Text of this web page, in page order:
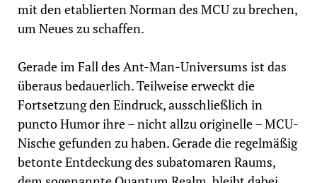
mit den etablierten Norman des MCU zu brechen,
um Neues zu schaffen.
Gerade im Fall des Ant-Man-Universums ist das
überaus bedauerlich. Teilweise erweckt die
Fortsetzung den Eindruck, ausschließlich in
puncto Humor ihre – nicht allzu originelle – MCU-
Nische gefunden zu haben. Gerade die regelmäßig
betonte Entdeckung des subatomaren Raums,